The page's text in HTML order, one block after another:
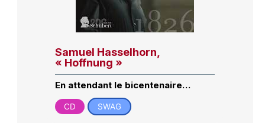
Samuel Hasselhorn,
« Hoffnung »
En attendant le bicentenaire…
CD SWAG